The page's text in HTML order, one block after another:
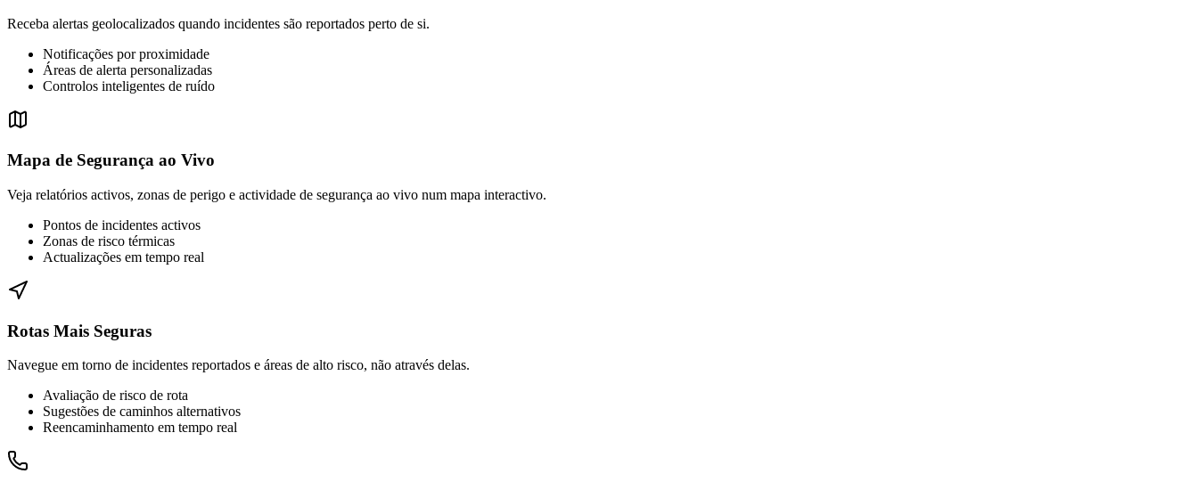
Receba alertas geolocalizados quando incidentes são reportados perto de si.
Notificações por proximidade
Áreas de alerta personalizadas
Controlos inteligentes de ruído
Mapa de Segurança ao Vivo
Veja relatórios activos, zonas de perigo e actividade de segurança ao vivo num mapa interactivo.
Pontos de incidentes activos
Zonas de risco térmicas
Actualizações em tempo real
Rotas Mais Seguras
Navegue em torno de incidentes reportados e áreas de alto risco, não através delas.
Avaliação de risco de rota
Sugestões de caminhos alternativos
Reencaminhamento em tempo real